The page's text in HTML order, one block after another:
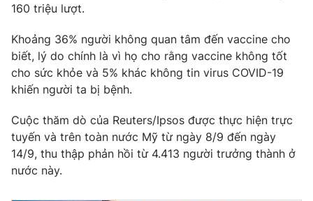
160 triệu lượt.
Khoảng 36% người không quan tâm đến vaccine cho
biết, lý do chính là vì họ cho rằng vaccine không tốt
cho sức khỏe và 5% khác không tin virus COVID-19
khiến người ta bị bệnh.
Cuộc thăm dò của Reuters/Ipsos được thực hiện trực
tuyến và trên toàn nước Mỹ từ ngày 8/9 đến ngày
14/9, thu thập phản hồi từ 4.413 người trưởng thành ở
nước này.